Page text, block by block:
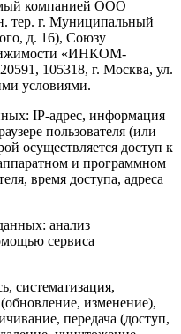
компанией ООО
тер. г. Муниципальный
д. 16), Союзу
«ИНКОМ-
105318, г. Москва, ул.
условиями.
IP-адрес, информация
пользователя (или
осуществляется доступ к
и программном
время доступа, адреса
анализ
сервиса
систематизация,
изменение),
передача (доступ,